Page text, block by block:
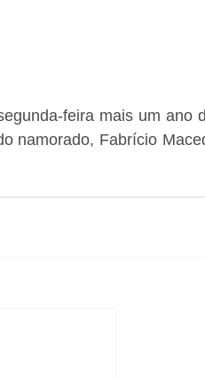
feira mais um ano
namorado, Fabrício